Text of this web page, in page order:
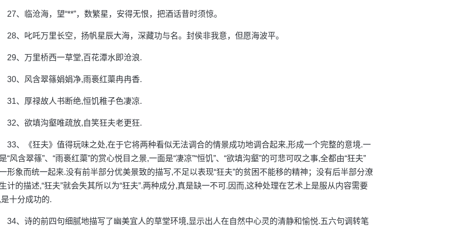
27、临沧海，望“**”，数繁星，安得无恨，把酒话昔时须惊。
28、叱吒万里长空，扬帆星辰大海，深藏功与名。封侯非我意，但愿海波平。
29、万里桥西一草堂,百花潭水即沧浪.
30、风含翠篠娟娟净,雨裛红蕖冉冉香.
31、厚禄故人书断绝,恒饥稚子色凄凉.
32、欲填沟壑唯疏放,自笑狂夫老更狂.
33、《狂夫》值得玩味之处,在于它将两种看似无法调合的情景成功地调合起来,形成一个完整的意境.一
“风含翠篠”、“雨裛红蕖”的赏心悦目之景,一面是“凄凉”“恒饥”、“欲填沟壑”的可悲可叹之事,全都由“狂夫”
形象而统一起来.没有前半部分优美景致的描写,不足以表现“狂夫”的贫困不能移的精神；没有后半部分潦
计的描述,“狂夫”就会失其所以为“狂夫”.两种成分,真是缺一不可.因而,这种处理在艺术上是服从内容需要
是十分成功的.
34、诗的前四句细腻地描写了幽美宜人的草堂环境,显示出人在自然中心灵的清静和愉悦.五六句调转笔